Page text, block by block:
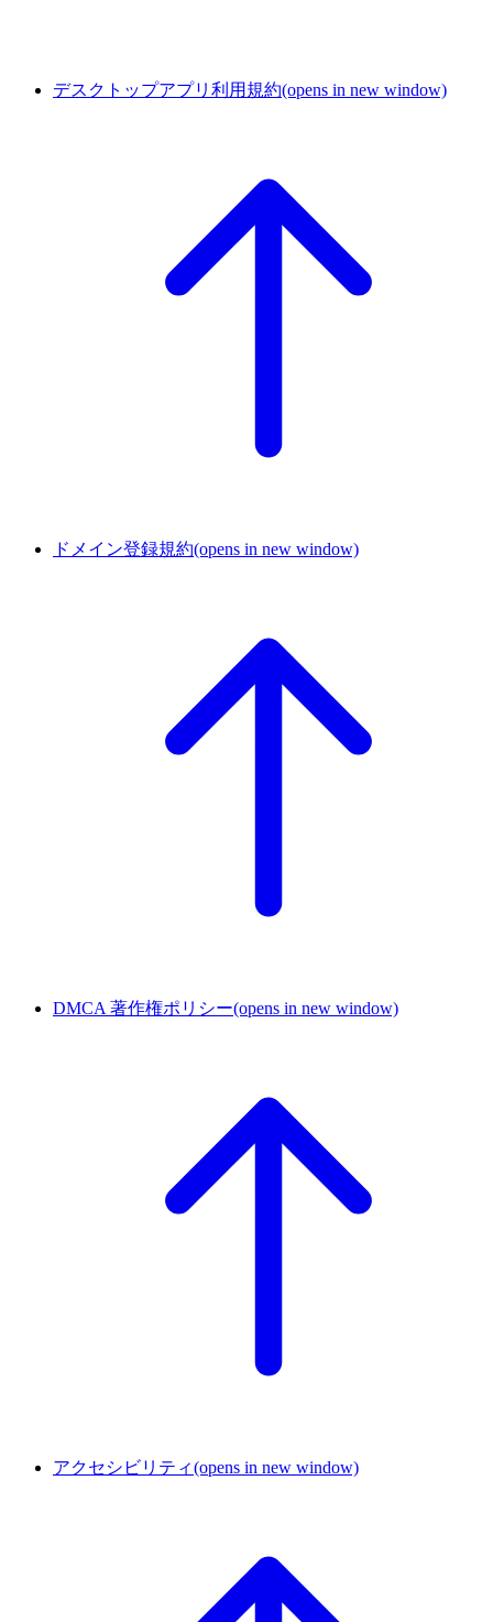
デスクトップアプリ利用規約(opens in new window)
ドメイン登録規約(opens in new window)
DMCA 著作権ポリシー(opens in new window)
アクセシビリティ(opens in new window)